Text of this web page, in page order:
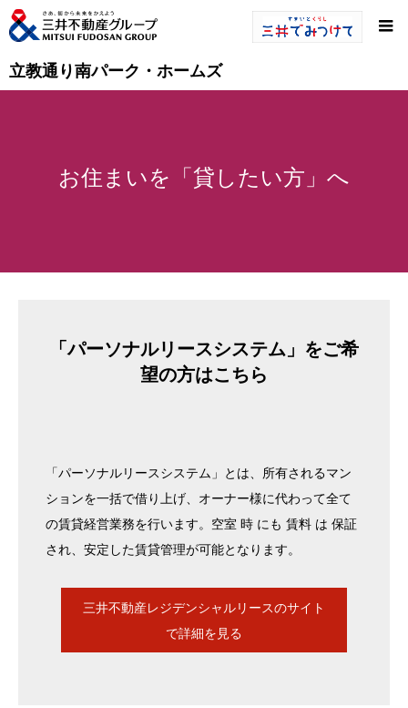
立教通り南パーク・ホームズ
お住まいを「貸したい方」へ
「パーソナルリースシステム」をご希
望の方はこちら
「パーソナルリースシステム」とは、所有されるマン
ションを一括で借り上げ、オーナー様に代わって全て
の賃貸経営業務を行います。空室 時 にも 賃料 は 保証
され、安定した賃貸管理が可能となります。
三井不動産レジデンシャルリースのサイト
で詳細を見る